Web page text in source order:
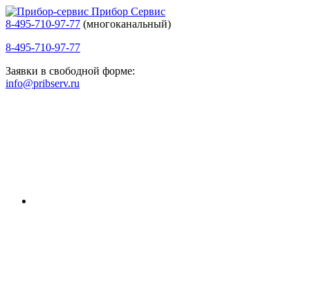
Прибор Сервис
8-495-710-97-77 (многоканальный)
8-495-710-97-77
Заявки в свободной форме:
info@pribserv.ru